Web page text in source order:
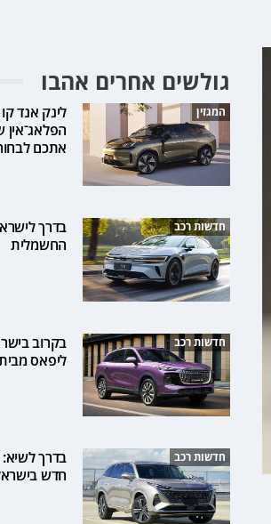
גולשים אחרים אהבו
המגזין
אתכם
חדשות רכב
החשמלית
חדשות רכב
בקרוב
ליפאס
חדשות רכב
בדרך
חדש בישראל -